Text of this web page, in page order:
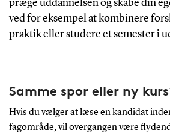
præge uddannelsen og skabe din
ved for eksempel at kombinere
praktik eller studere et semester i
Samme spor eller ny
Hvis du vælger at læse en kandidat
fagområde, vil overgangen være